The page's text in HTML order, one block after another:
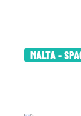
MALTA -